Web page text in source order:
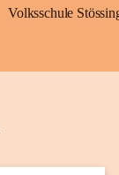
Volksschule